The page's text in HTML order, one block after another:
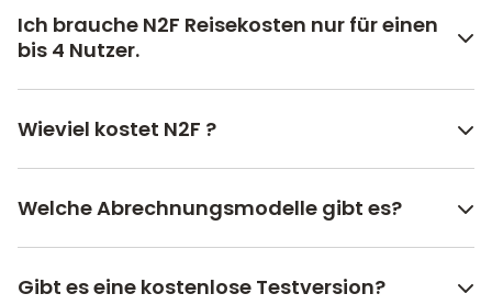
Ich brauche N2F Reisekosten nur für einen
bis 4 Nutzer.
Wieviel kostet N2F ?
Welche Abrechnungsmodelle gibt es?
Gibt es eine kostenlose Testversion?